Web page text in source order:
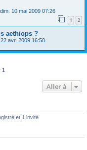
dim. 10 mai 2009 07:26
1 2
aethiops ?
avr. 2009 16:50
1
Aller à
et 1 invité